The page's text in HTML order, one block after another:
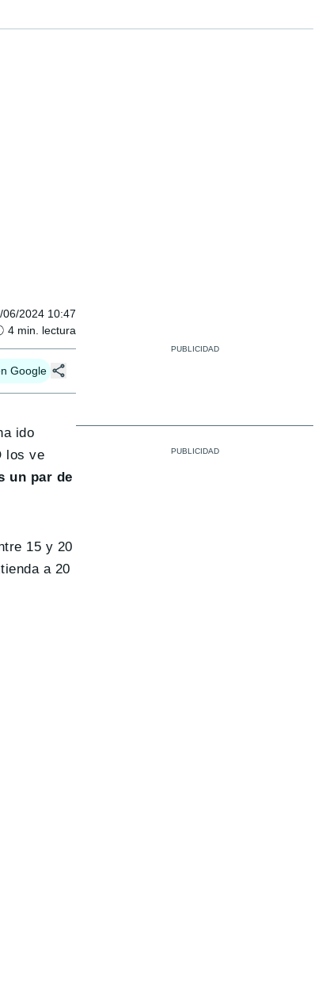
06/2024 10:47
4 min. lectura
Google
ido
los ve
un par de
15 y 20
a 20